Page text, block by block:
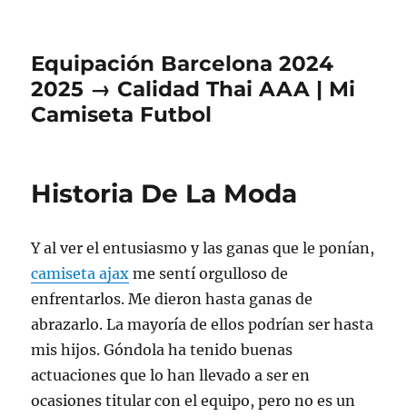
Equipación Barcelona 2024
2025 → Calidad Thai AAA | Mi
Camiseta Futbol
Historia De La Moda
Y al ver el entusiasmo y las ganas que le ponían,
camiseta ajax me sentí orgulloso de
enfrentarlos. Me dieron hasta ganas de
abrazarlo. La mayoría de ellos podrían ser hasta
mis hijos. Góndola ha tenido buenas
actuaciones que lo han llevado a ser en
ocasiones titular con el equipo, pero no es un